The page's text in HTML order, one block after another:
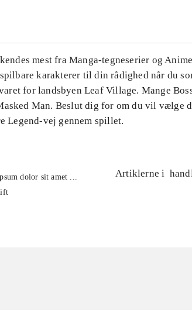
mest fra Manga-tegneserier og
karakterer til din rådighed når du
for landsbyen Leaf Village. Mange
Man. Beslut dig for om du vil vælge
Legend-vej gennem spillet.
dolor sit amet ...
Artiklerne i